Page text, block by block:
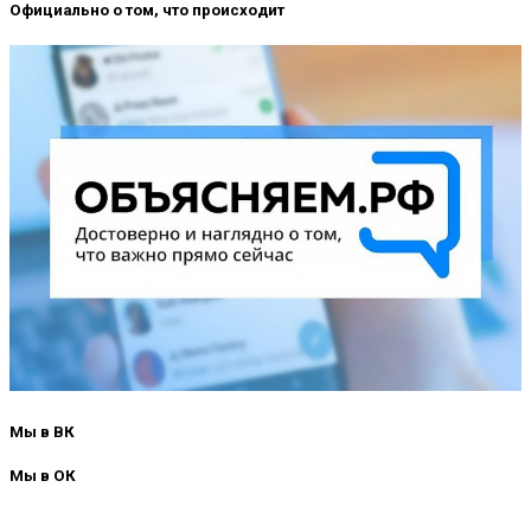
Официально о том, что происходит
Мы в ВК
Мы в ОК